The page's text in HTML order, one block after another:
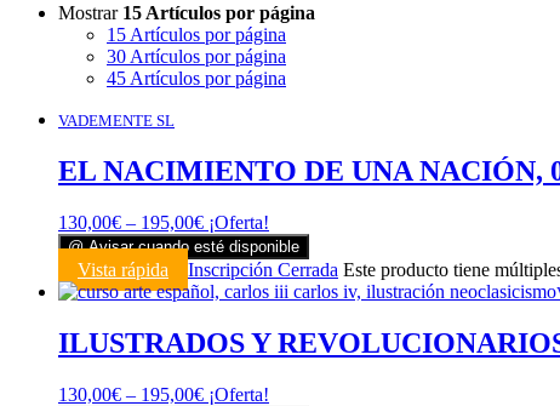
Mostrar 15 Artículos por página
15 Artículos por página
30 Artículos por página
45 Artículos por página
VADEMENTE SL
EL NACIMIENTO DE UNA NACIÓN,
130,00€ – 195,00€ ¡Oferta!
@ Avisar cuando esté disponible
Vista rápida Inscripción Cerrada Este producto tiene
ILUSTRADOS Y
130,00€ – 195,00€ ¡Oferta!